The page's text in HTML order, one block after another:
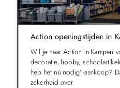
Action openingstijden in
Wil je naar Action in Kampen
decoratie, hobby,
heb het nú nodig”-aankoop?
zekerheid over